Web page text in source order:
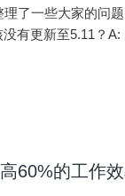
了一些大家的问
有更新至5.11？
60%的工作效